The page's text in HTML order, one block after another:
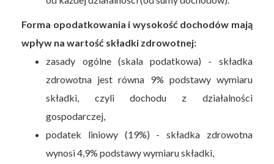
Forma opodatkowania i wysokość dochodów mają
wpływ na wartość składki zdrowotnej:
zasady ogólne (skala podatkowa) - składka
zdrowotna jest równa 9% podstawy wymiaru
składki, czyli dochodu z działalności
gospodarczej,
podatek liniowy (19%) - składka zdrowotna
wynosi 4,9% podstawy wymiaru składki,